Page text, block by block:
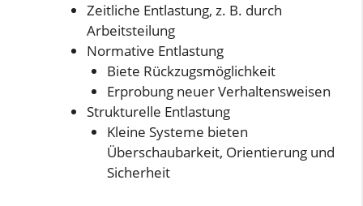
Zeitliche Entlastung, z. B. durch
Arbeitsteilung
Normative Entlastung
Biete Rückzugsmöglichkeit
Erprobung neuer Verhaltensweisen
Strukturelle Entlastung
Kleine Systeme bieten
Überschaubarkeit, Orientierung und
Sicherheit